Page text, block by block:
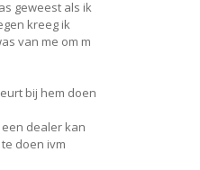
geweest als ik
kreeg ik
van me om m
bij hem doen
dealer kan
doen ivm